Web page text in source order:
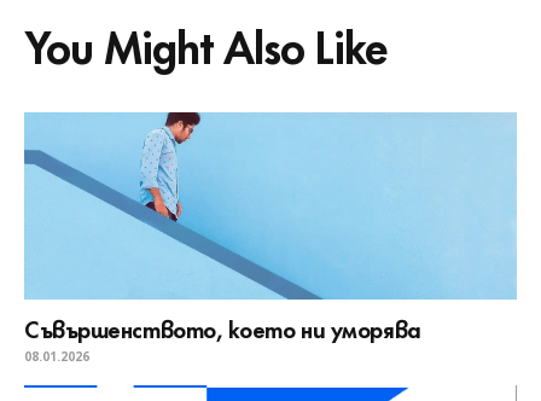
You Might Also Like
Съвършенството, което ни уморява
08.01.2026